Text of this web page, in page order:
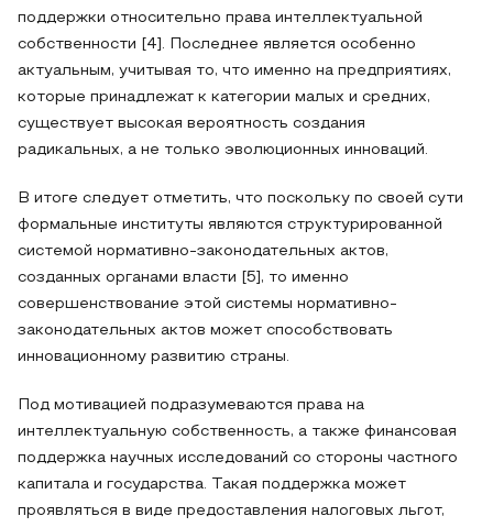
поддержки относительно права интеллектуальной
собственности [4]. Последнее является особенно
актуальным, учитывая то, что именно на предприятиях,
которые принадлежат к категории малых и средних,
существует высокая вероятность создания
радикальных, а не только эволюционных инноваций.
В итоге следует отметить, что поскольку по своей сути
формальные институты являются структурированной
системой нормативно-законодательных актов,
созданных органами власти [5], то именно
совершенствование этой системы нормативно-
законодательных актов может способствовать
инновационному развитию страны.
Под мотивацией подразумеваются права на
интеллектуальную собственность, а также финансовая
поддержка научных исследований со стороны частного
капитала и государства. Такая поддержка может
проявляться в виде предоставления налоговых льгот,